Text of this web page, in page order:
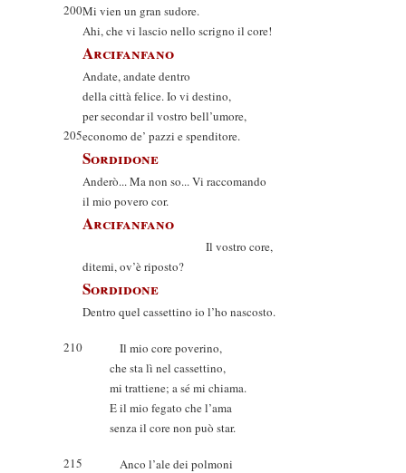
200Mi vien un gran sudore.
Ahi, che vi lascio nello scrigno il core!
Arcifanfano
Andate, andate dentro
della città felice. Io vi destino,
per secondar il vostro bell’umore,
205economo de’ pazzi e spenditore.
Sordidone
Anderò... Ma non so... Vi raccomando
il mio povero cor.
Arcifanfano
Il vostro core,
ditemi, ov’è riposto?
Sordidone
Dentro quel cassettino io l’ho nascosto.
210
Il mio core poverino,
che sta lì nel cassettino,
mi trattiene; a sé mi chiama.
E il mio fegato che l’ama
senza il core non può star.
215
Anco l’ale dei polmoni